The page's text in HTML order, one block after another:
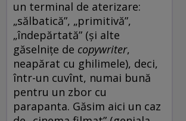
un terminal de aterizare:
„sălbatică”, „primitivă”,
„îndepărtată” (și alte
găselnițe de copywriter,
neapărat cu ghilimele), deci,
într-un cuvînt, numai bună
pentru un zbor cu
parapanta. Găsim aici un caz